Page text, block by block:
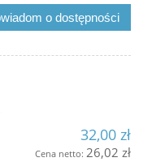
o dostępności
32,00 zł
Cena netto: 26,02 zł